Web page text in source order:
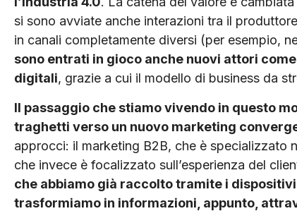
si sono avviate anche interazioni tra il
in canali completamente diversi (per esempio,
sono entrati in gioco anche nuovi attori
digitali, grazie a cui il modello di business da
Il passaggio che stiamo vivendo in questo
traghetti verso un nuovo marketing
approcci: il marketing B2B, che è specializzato
che invece è focalizzato sull’esperienza del
che abbiamo già raccolto tramite i
trasformiamo in informazioni, appunto,